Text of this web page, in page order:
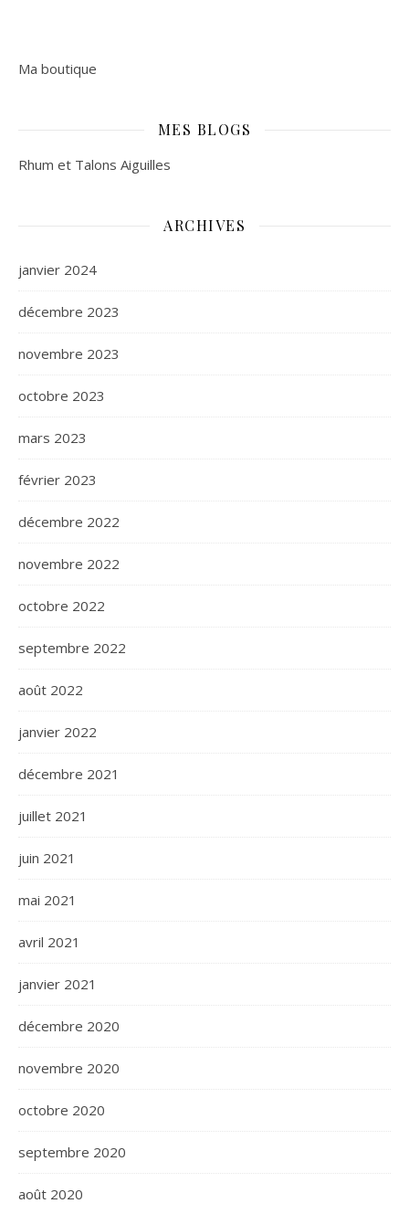
Ma boutique
MES BLOGS
Rhum et Talons Aiguilles
ARCHIVES
janvier 2024
décembre 2023
novembre 2023
octobre 2023
mars 2023
février 2023
décembre 2022
novembre 2022
octobre 2022
septembre 2022
août 2022
janvier 2022
décembre 2021
juillet 2021
juin 2021
mai 2021
avril 2021
janvier 2021
décembre 2020
novembre 2020
octobre 2020
septembre 2020
août 2020